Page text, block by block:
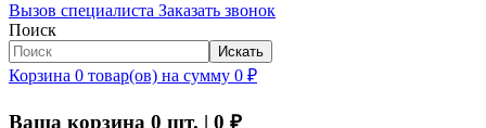
Вызов специалиста Заказать звонок
Поиск
Искать
Корзина 0 товар(ов) на сумму 0 ₽
Ваша корзина 0 шт. | 0 ₽